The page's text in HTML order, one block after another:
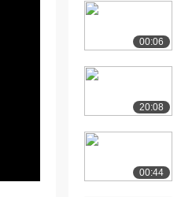
00:06
20:08
00:44